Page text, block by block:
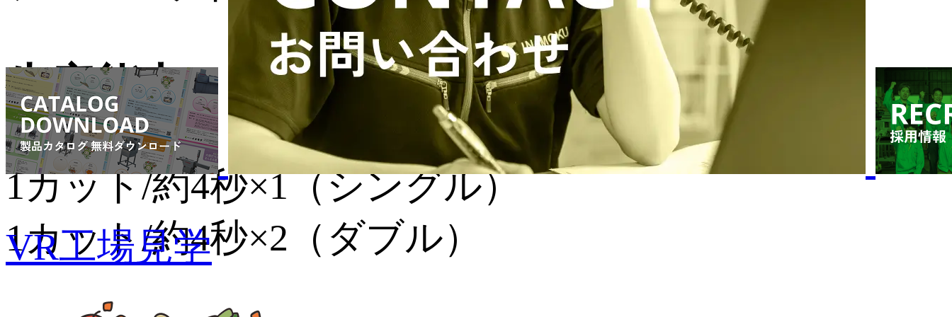
VR工場見学
生産能力
1カット/約4秒×1（シングル）
1カット/約4秒×2（ダブル）